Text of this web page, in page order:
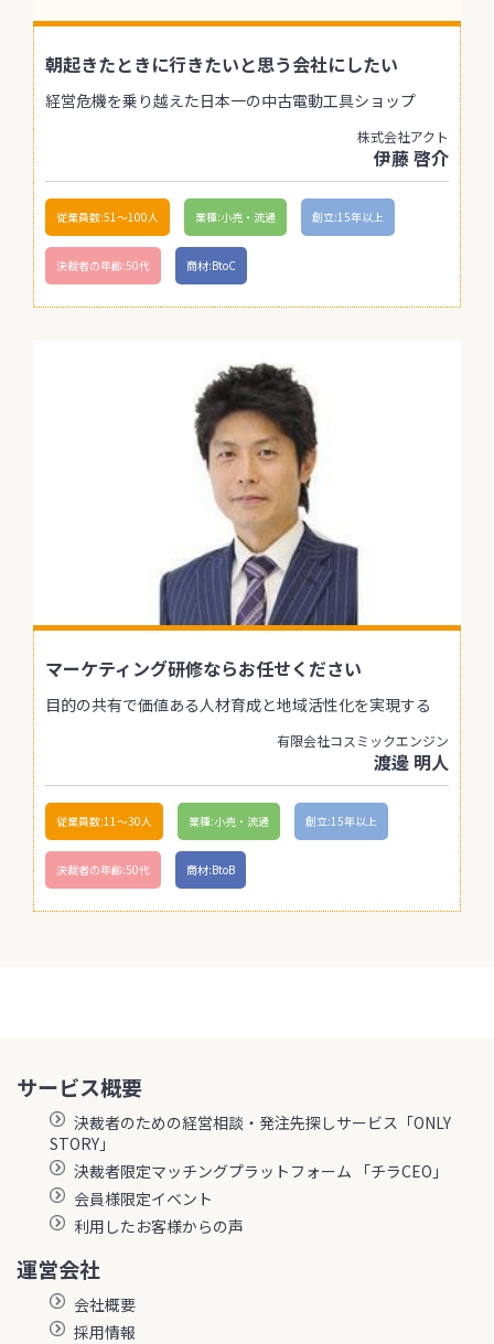
朝起きたときに行きたいと思う会社にしたい
経営危機を乗り越えた日本一の中古電動工具ショップ
株式会社アクト
伊藤 啓介
従業員数:51〜100人 業種:小売・流通 創立:15年以上
決裁者の年齢:50代 商材:BtoC
マーケティング研修ならお任せください
目的の共有で価値ある人材育成と地域活性化を実現する
有限会社コスミックエンジン
渡邊 明人
従業員数:11〜30人 業種:小売・流通 創立:15年以上
決裁者の年齢:50代 商材:BtoB
サービス概要
決裁者のための経営相談・発注先探しサービス「ONLY
STORY」
決裁者限定マッチングプラットフォーム 「チラCEO」
会員様限定イベント
利用したお客様からの声
運営会社
会社概要
採用情報